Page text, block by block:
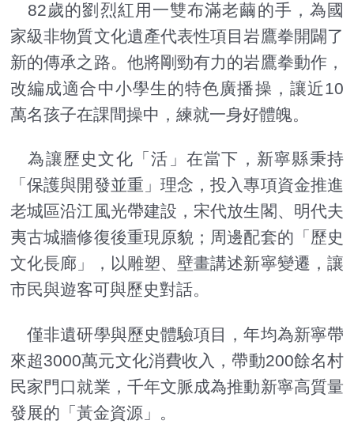
82歲的劉烈紅用一雙布滿老繭的手，為國
家級非物質文化遺產代表性項目岩鷹拳開闢了
新的傳承之路。他將剛勁有力的岩鷹拳動作，
改編成適合中小學生的特色廣播操，讓近10
萬名孩子在課間操中，練就一身好體魄。
為讓歷史文化「活」在當下，新寧縣秉持
「保護與開發並重」理念，投入專項資金推進
老城區沿江風光帶建設，宋代放生閣、明代夫
夷古城牆修復後重現原貌；周邊配套的「歷史
文化長廊」，以雕塑、壁畫講述新寧變遷，讓
市民與遊客可與歷史對話。
僅非遺研學與歷史體驗項目，年均為新寧帶
來超3000萬元文化消費收入，帶動200餘名村
民家門口就業，千年文脈成為推動新寧高質量
發展的「黃金資源」。